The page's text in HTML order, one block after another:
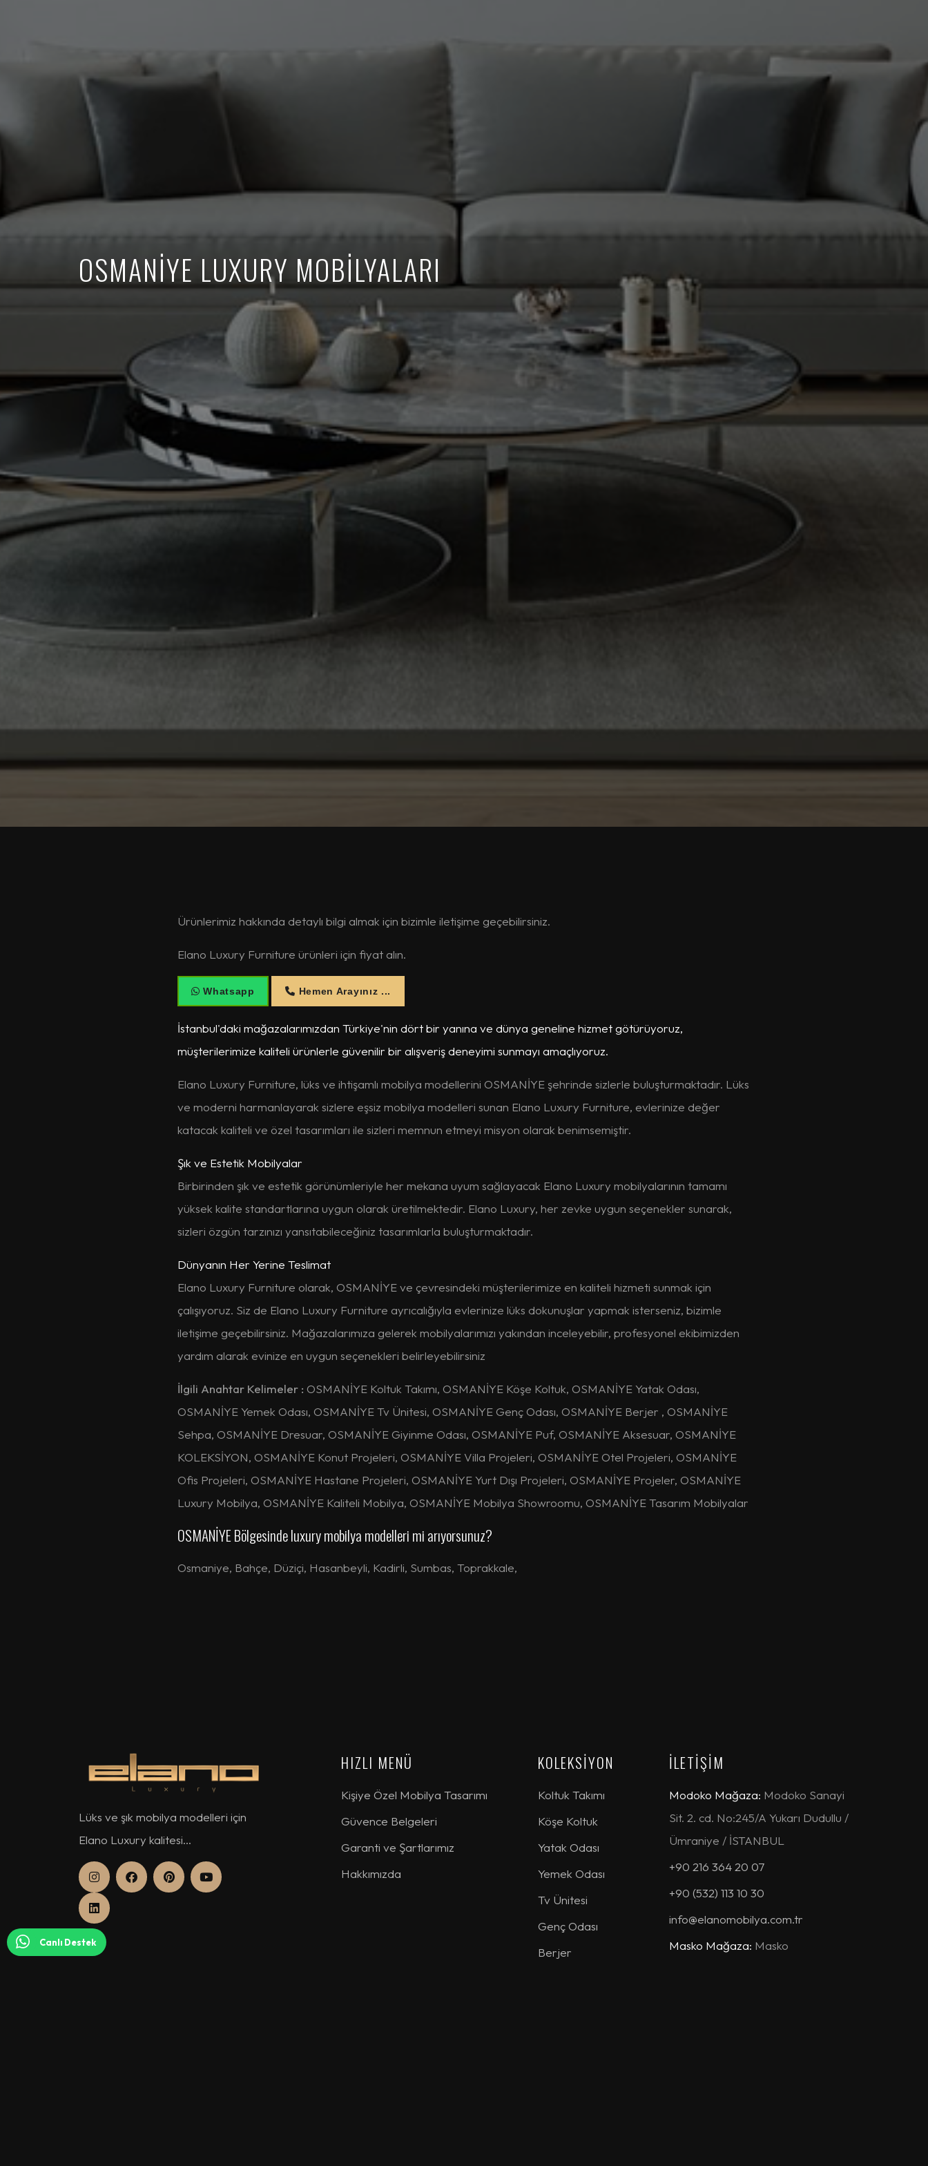
OSMANİYE LUXURY MOBİLYALARI
Ürünlerimiz hakkında detaylı bilgi almak için bizimle iletişime geçebilirsiniz.
Elano Luxury Furniture ürünleri için fiyat alın.
Whatsapp Hemen Arayınız ...
İstanbul'daki mağazalarımızdan Türkiye'nin dört bir yanına ve dünya geneline hizmet götürüyoruz,
müşterilerimize kaliteli ürünlerle güvenilir bir alışveriş deneyimi sunmayı amaçlıyoruz.
Elano Luxury Furniture, lüks ve ihtişamlı mobilya modellerini OSMANİYE şehrinde sizlerle buluşturmaktadır. Lüks
ve moderni harmanlayarak sizlere eşsiz mobilya modelleri sunan Elano Luxury Furniture, evlerinize değer
katacak kaliteli ve özel tasarımları ile sizleri memnun etmeyi misyon olarak benimsemiştir.
Şık ve Estetik Mobilyalar
Birbirinden şık ve estetik görünümleriyle her mekana uyum sağlayacak Elano Luxury mobilyalarının tamamı
yüksek kalite standartlarına uygun olarak üretilmektedir. Elano Luxury, her zevke uygun seçenekler sunarak,
sizleri özgün tarzınızı yansıtabileceğiniz tasarımlarla buluşturmaktadır.
Dünyanın Her Yerine Teslimat
Elano Luxury Furniture olarak, OSMANİYE ve çevresindeki müşterilerimize en kaliteli hizmeti sunmak için
çalışıyoruz. Siz de Elano Luxury Furniture ayrıcalığıyla evlerinize lüks dokunuşlar yapmak isterseniz, bizimle
iletişime geçebilirsiniz. Mağazalarımıza gelerek mobilyalarımızı yakından inceleyebilir, profesyonel ekibimizden
yardım alarak evinize en uygun seçenekleri belirleyebilirsiniz
İlgili Anahtar Kelimeler : OSMANİYE Koltuk Takımı, OSMANİYE Köşe Koltuk, OSMANİYE Yatak Odası,
OSMANİYE Yemek Odası, OSMANİYE Tv Ünitesi, OSMANİYE Genç Odası, OSMANİYE Berjer , OSMANİYE
Sehpa, OSMANİYE Dresuar, OSMANİYE Giyinme Odası, OSMANİYE Puf, OSMANİYE Aksesuar, OSMANİYE
KOLEKSİYON, OSMANİYE Konut Projeleri, OSMANİYE Villa Projeleri, OSMANİYE Otel Projeleri, OSMANİYE
Ofis Projeleri, OSMANİYE Hastane Projeleri, OSMANİYE Yurt Dışı Projeleri, OSMANİYE Projeler, OSMANİYE
Luxury Mobilya, OSMANİYE Kaliteli Mobilya, OSMANİYE Mobilya Showroomu, OSMANİYE Tasarım Mobilyalar
OSMANİYE Bölgesinde luxury mobilya modelleri mi arıyorsunuz?
Osmaniye, Bahçe, Düziçi, Hasanbeyli, Kadirli, Sumbas, Toprakkale,
Lüks ve şık mobilya modelleri için
Elano Luxury kalitesi...
HIZLI MENÜ
Kişiye Özel Mobilya Tasarımı
Güvence Belgeleri
Garanti ve Şartlarımız
Hakkımızda
KOLEKSİYON
Koltuk Takımı
Köşe Koltuk
Yatak Odası
Yemek Odası
Tv Ünitesi
Genç Odası
Berjer
İLETİŞİM
Modoko Mağaza: Modoko Sanayi
Sit. 2. cd. No:245/A Yukarı Dudullu /
Ümraniye / İSTANBUL
+90 216 364 20 07
+90 (532) 113 10 30
info@elanomobilya.com.tr
Masko Mağaza: Masko
Canlı Destek